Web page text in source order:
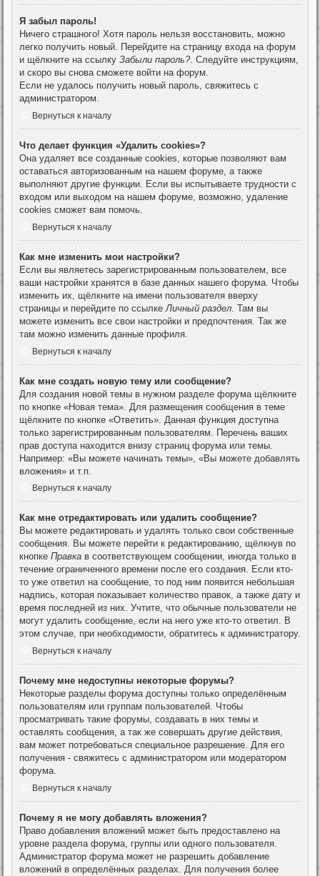
Я забыл пароль!
Ничего страшного! Хотя пароль нельзя восстановить, можно
легко получить новый. Перейдите на страницу входа на форум
и щёлкните на ссылку Забыли пароль?. Следуйте инструкциям,
и скоро вы снова сможете войти на форум.
Если не удалось получить новый пароль, свяжитесь с
администратором.
Вернуться к началу
Что делает функция «Удалить cookies»?
Она удаляет все созданные cookies, которые позволяют вам
оставаться авторизованным на нашем форуме, а также
выполняют другие функции. Если вы испытываете трудности с
входом или выходом на нашем форуме, возможно, удаление
cookies сможет вам помочь.
Вернуться к началу
Как мне изменить мои настройки?
Если вы являетесь зарегистрированным пользователем, все
ваши настройки хранятся в базе данных нашего форума. Чтобы
изменить их, щёлкните на имени пользователя вверху
страницы и перейдите по ссылке Личный раздел . Там вы
можете изменить все свои настройки и предпочтения. Так же
там можно изменить данные профиля.
Вернуться к началу
Как мне создать новую тему или сообщение?
Для создания новой темы в нужном разделе форума щёлкните
по кнопке «Новая тема». Для размещения сообщения в теме
щёлкните по кнопке «Ответить». Данная функция доступна
только зарегистрированным пользователям. Перечень ваших
прав доступа находится внизу страниц форума или темы.
Например: «Вы можете начинать темы», «Вы можете добавлять
вложения» и т.п.
Вернуться к началу
Как мне отредактировать или удалить сообщение?
Вы можете редактировать и удалять только свои собственные
сообщения. Вы можете перейти к редактированию, щёлкнув по
кнопке Правка в соответствующем сообщении, иногда только в
течение ограниченного времени после его создания. Если кто-
то уже ответил на сообщение, то под ним появится небольшая
надпись, которая показывает количество правок, а также дату и
время последней из них. Учтите, что обычные пользователи не
могут удалить сообщение, если на него уже кто-то ответил. В
этом случае, при необходимости, обратитесь к администратору.
Вернуться к началу
Почему мне недоступны некоторые форумы?
Некоторые разделы форума доступны только определённым
пользователям или группам пользователей. Чтобы
просматривать такие форумы, создавать в них темы и
оставлять сообщения, а так же совершать другие действия,
вам может потребоваться специальное разрешение. Для его
получения - свяжитесь с администратором или модератором
форума.
Вернуться к началу
Почему я не могу добавлять вложения?
Право добавления вложений может быть предоставлено на
уровне раздела форума, группы или одного пользователя.
Администратор форума может не разрешить добавление
вложений в определённых разделах. Для получения более